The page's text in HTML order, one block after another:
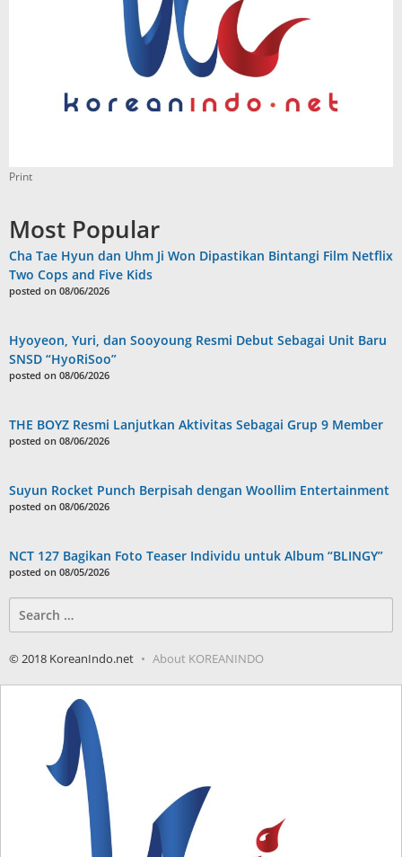
Print
Most Popular
Cha Tae Hyun dan Uhm Ji Won Dipastikan Bintangi Film Netflix
Two Cops and Five Kids
posted on 08/06/2026
Hyoyeon, Yuri, dan Sooyoung Resmi Debut Sebagai Unit Baru
SNSD “HyoRiSoo”
posted on 08/06/2026
THE BOYZ Resmi Lanjutkan Aktivitas Sebagai Grup 9 Member
posted on 08/06/2026
Suyun Rocket Punch Berpisah dengan Woollim Entertainment
posted on 08/06/2026
NCT 127 Bagikan Foto Teaser Individu untuk Album “BLINGY”
posted on 08/05/2026
for:
© 2018 KoreanIndo.net About KOREANINDO